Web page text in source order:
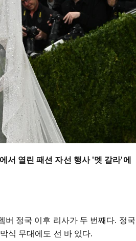
서 열린 패션 자선 행사 '멧 갈라'에
버 정국 이후 리사가 두 번째다. 정국
식 무대에도 선 바 있다.